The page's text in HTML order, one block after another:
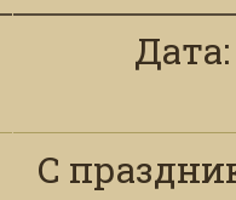
Дата:
С